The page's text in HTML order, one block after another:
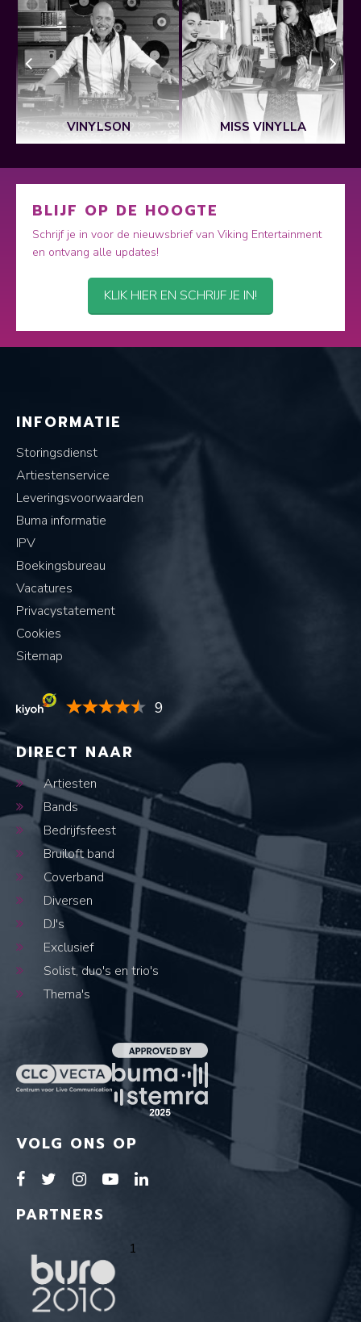
VINYLSON MISS VINYLLA
BLIJF OP DE HOOGTE
Schrijf je in voor de nieuwsbrief van Viking Entertainment
en ontvang alle updates!
KLIK HIER EN SCHRIJF JE IN!
INFORMATIE
Storingsdienst
Artiestenservice
Leveringsvoorwaarden
Buma informatie
IPV
Boekingsbureau
Vacatures
Privacystatement
Cookies
Sitemap
9
DIRECT NAAR
Artiesten
Bands
Bedrijfsfeest
Bruiloft band
Coverband
Diversen
DJ's
Exclusief
Solist, duo's en trio's
Thema's
VOLG ONS OP
PARTNERS
1